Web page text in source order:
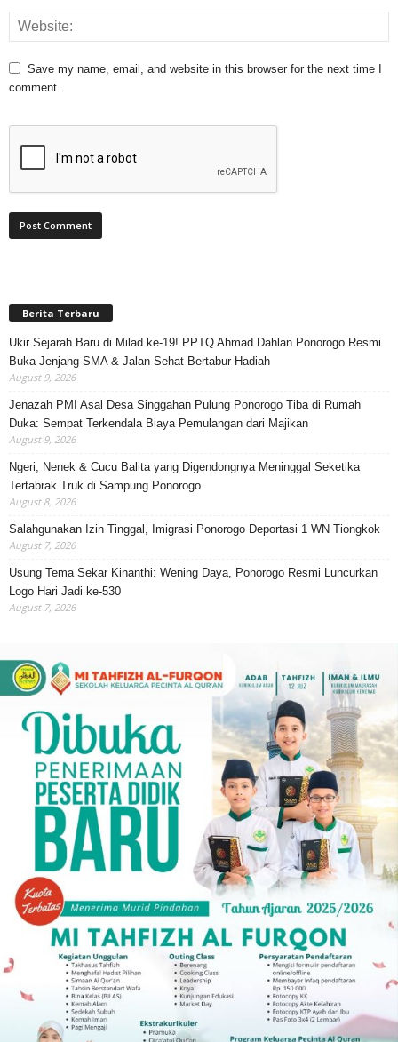
Save my name, email, and website in this browser for the next time I
comment.
Berita Terbaru
Ukir Sejarah Baru di Milad ke-19! PPTQ Ahmad Dahlan Ponorogo Resmi
Buka Jenjang SMA & Jalan Sehat Bertabur Hadiah
August 9, 2026
Jenazah PMI Asal Desa Singgahan Pulung Ponorogo Tiba di Rumah
Duka: Sempat Terkendala Biaya Pemulangan dari Majikan
August 9, 2026
Ngeri, Nenek & Cucu Balita yang Digendongnya Meninggal Seketika
Tertabrak Truk di Sampung Ponorogo
August 8, 2026
Salahgunakan Izin Tinggal, Imigrasi Ponorogo Deportasi 1 WN Tiongkok
August 7, 2026
Usung Tema Sekar Kinanthi: Wening Daya, Ponorogo Resmi Luncurkan
Logo Hari Jadi ke-530
August 7, 2026